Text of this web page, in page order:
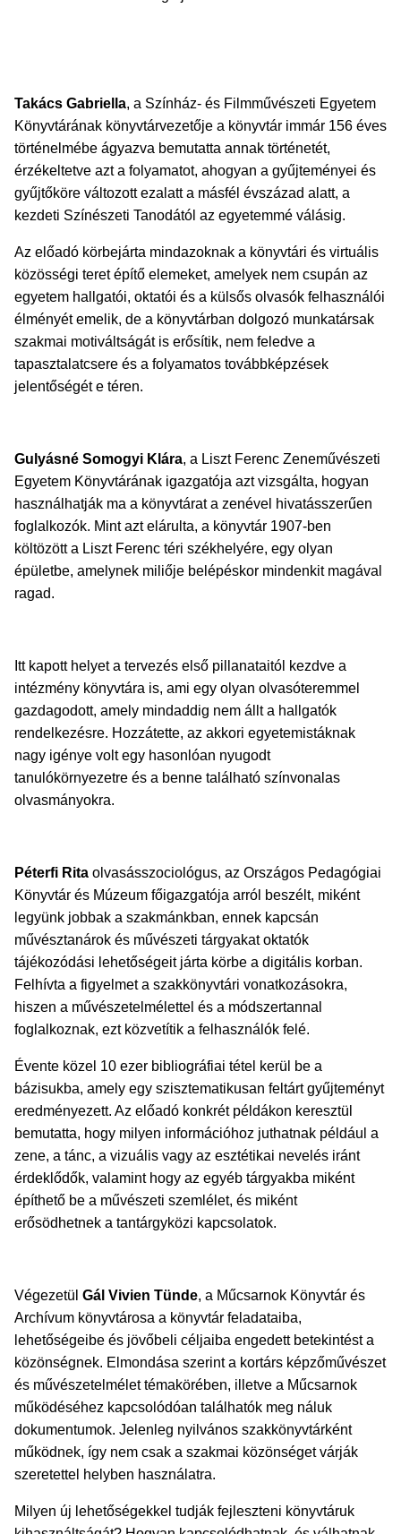
Takács Gabriella, a Színház- és Filmművészeti Egyetem
Könyvtárának könyvtárvezetője a könyvtár immár 156 éves
történelmébe ágyazva bemutatta annak történetét,
érzékeltetve azt a folyamatot, ahogyan a gyűjteményei és
gyűjtőköre változott ezalatt a másfél évszázad alatt, a
kezdeti Színészeti Tanodától az egyetemmé válásig.
Az előadó körbejárta mindazoknak a könyvtári és virtuális
közösségi teret építő elemeket, amelyek nem csupán az
egyetem hallgatói, oktatói és a külsős olvasók felhasználói
élményét emelik, de a könyvtárban dolgozó munkatársak
szakmai motiváltságát is erősítik, nem feledve a
tapasztalatcsere és a folyamatos továbbképzések
jelentőségét e téren.
Gulyásné Somogyi Klára, a Liszt Ferenc Zeneművészeti
Egyetem Könyvtárának igazgatója azt vizsgálta, hogyan
használhatják ma a könyvtárat a zenével hivatásszerűen
foglalkozók. Mint azt elárulta, a könyvtár 1907-ben
költözött a Liszt Ferenc téri székhelyére, egy olyan
épületbe, amelynek miliője belépéskor mindenkit magával
ragad.
Itt kapott helyet a tervezés első pillanataitól kezdve a
intézmény könyvtára is, ami egy olyan olvasóteremmel
gazdagodott, amely mindaddig nem állt a hallgatók
rendelkezésre. Hozzátette, az akkori egyetemistáknak
nagy igénye volt egy hasonlóan nyugodt
tanulókörnyezetre és a benne található színvonalas
olvasmányokra.
Péterfi Rita olvasásszociológus, az Országos Pedagógiai
Könyvtár és Múzeum főigazgatója arról beszélt, miként
legyünk jobbak a szakmánkban, ennek kapcsán
művésztanárok és művészeti tárgyakat oktatók
tájékozódási lehetőségeit járta körbe a digitális korban.
Felhívta a figyelmet a szakkönyvtári vonatkozásokra,
hiszen a művészetelmélettel és a módszertannal
foglalkoznak, ezt közvetítik a felhasználók felé.
Évente közel 10 ezer bibliográfiai tétel kerül be a
bázisukba, amely egy szisztematikusan feltárt gyűjteményt
eredményezett. Az előadó konkrét példákon keresztül
bemutatta, hogy milyen információhoz juthatnak például a
zene, a tánc, a vizuális vagy az esztétikai nevelés iránt
érdeklődők, valamint hogy az egyéb tárgyakba miként
építhető be a művészeti szemlélet, és miként
erősödhetnek a tantárgyközi kapcsolatok.
Végezetül Gál Vivien Tünde, a Műcsarnok Könyvtár és
Archívum könyvtárosa a könyvtár feladataiba,
lehetőségeibe és jövőbeli céljaiba engedett betekintést a
közönségnek. Elmondása szerint a kortárs képzőművészet
és művészetelmélet témakörében, illetve a Műcsarnok
működéséhez kapcsolódóan találhatók meg náluk
dokumentumok. Jelenleg nyilvános szakkönyvtárként
működnek, így nem csak a szakmai közönséget várják
szeretettel helyben használatra.
Milyen új lehetőségekkel tudják fejleszteni könyvtáruk